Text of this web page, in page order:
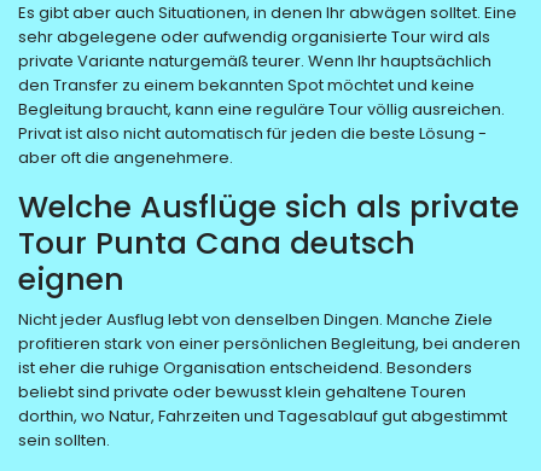
Es gibt aber auch Situationen, in denen Ihr abwägen solltet. Eine
sehr abgelegene oder aufwendig organisierte Tour wird als
private Variante naturgemäß teurer. Wenn Ihr hauptsächlich
den Transfer zu einem bekannten Spot möchtet und keine
Begleitung braucht, kann eine reguläre Tour völlig ausreichen.
Privat ist also nicht automatisch für jeden die beste Lösung -
aber oft die angenehmere.
Welche Ausflüge sich als private
Tour Punta Cana deutsch
eignen
Nicht jeder Ausflug lebt von denselben Dingen. Manche Ziele
profitieren stark von einer persönlichen Begleitung, bei anderen
ist eher die ruhige Organisation entscheidend. Besonders
beliebt sind private oder bewusst klein gehaltene Touren
dorthin, wo Natur, Fahrzeiten und Tagesablauf gut abgestimmt
sein sollten.